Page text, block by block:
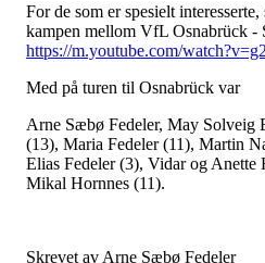
For de som er spesielt
kampen mellom VfL Osnabrück -
https://m.youtube.com/
Med på turen til Osnabrück var
Arne Sæbø Fedeler, May Solveig
(13), Maria Fedeler (11), Martin
Elias Fedeler (3), Vidar og Anette
Mikal Hornnes (11).
Skrevet av Arne Sæbø Fedeler